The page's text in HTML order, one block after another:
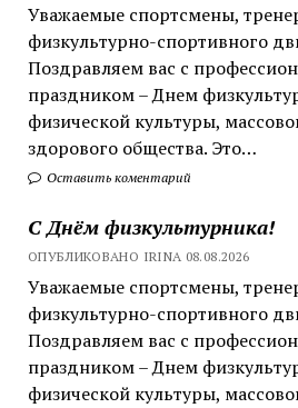
Уважаемые спортсмены,
физкультурно-спортивного
Поздравляем вас с
праздником – Днем
физической культуры,
здорового общества. Это…
Оставить коментарий
С Днём физкультурника!
ОПУБЛИКОВАНО IRINA 08.08.2026
Уважаемые спортсмены,
физкультурно-спортивного
Поздравляем вас с
праздником – Днем
физической культуры,